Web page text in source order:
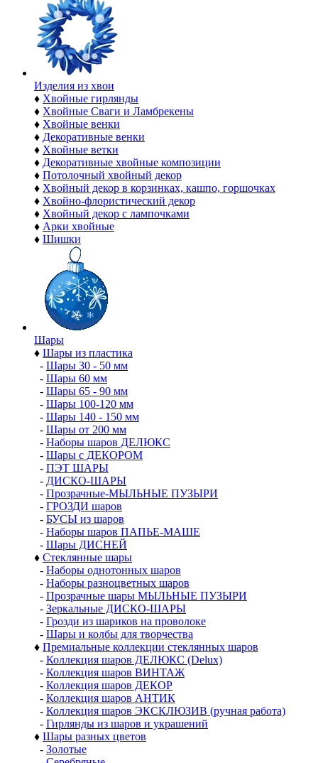
Изделия из хвои
♦ Хвойные гирлянды
♦ Хвойные Сваги и Ламбрекены
♦ Хвойные венки
♦ Декоративные венки
♦ Хвойные ветки
♦ Декоративные хвойные композиции
♦ Потолочный хвойный декор
♦ Хвойный декор в корзинках, кашпо, горшочках
♦ Хвойно-флористический декор
♦ Хвойный декор с лампочками
♦ Арки хвойные
♦ Шишки
Шары
♦ Шары из пластика
- Шары 30 - 50 мм
- Шары 60 мм
- Шары 65 - 90 мм
- Шары 100-120 мм
- Шары 140 - 150 мм
- Шары от 200 мм
- Наборы шаров ДЕЛЮКС
- Шары с ДЕКОРОМ
- ПЭТ ШАРЫ
- ДИСКО-ШАРЫ
- Прозрачные-МЫЛЬНЫЕ ПУЗЫРИ
- ГРОЗДИ шаров
- БУСЫ из шаров
- Наборы шаров ПАПЬЕ-МАШЕ
- Шары ДИСНЕЙ
♦ Стеклянные шары
- Наборы однотонных шаров
- Наборы разноцветных шаров
- Прозрачные шары МЫЛЬНЫЕ ПУЗЫРИ
- Зеркальные ДИСКО-ШАРЫ
- Грозди из шариков на проволоке
- Шары и колбы для творчества
♦ Премиальные коллекции стеклянных шаров
- Коллекция шаров ДЕЛЮКС (Delux)
- Коллекция шаров ВИНТАЖ
- Коллекция шаров ДЕКОР
- Коллекция шаров АНТИК
- Коллекция шаров ЭКСКЛЮЗИВ (ручная работа)
- Гирлянды из шаров и украшений
♦ Шары разных цветов
- Золотые